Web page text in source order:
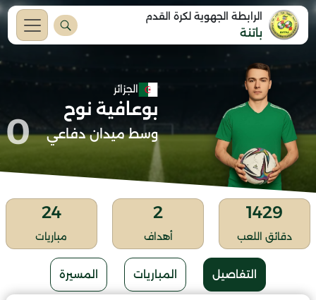
الرابطة الجهوية لكرة القدم
باتنة
الجزائر
بوعافية نوح
وسط ميدان دفاعي 0
1429
دقائق اللعب
2
أهداف
24
مباريات
التفاصيل المباريات المسيرة